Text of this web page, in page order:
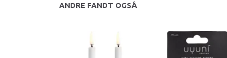
ANDRE FANDT OGSÅ